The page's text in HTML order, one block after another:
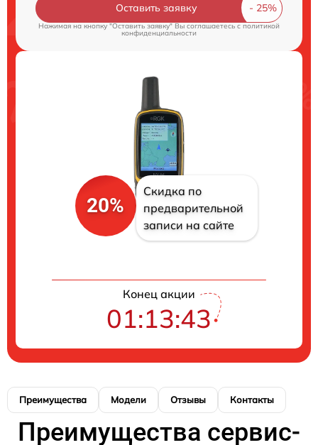
Оставить заявку
Нажимая на кнопку "Оставить заявку" Вы соглашаетесь cполитикой
конфиденциальности
20%
Скидка по
предварительной
записи на сайте
Конец акции
01:13:43
Преимущества Модели Отзывы Контакты
Преимущества сервис-